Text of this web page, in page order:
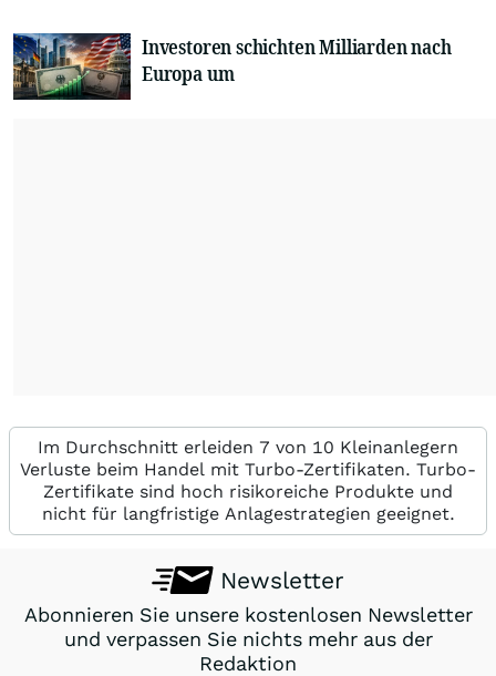
Investoren schichten Milliarden nach
Europa um
Im Durchschnitt erleiden 7 von 10 Kleinanlegern
Verluste beim Handel mit Turbo-Zertifikaten. Turbo-
Zertifikate sind hoch risikoreiche Produkte und
nicht für langfristige Anlagestrategien geeignet.
Newsletter
Abonnieren Sie unsere kostenlosen Newsletter
und verpassen Sie nichts mehr aus der
Redaktion